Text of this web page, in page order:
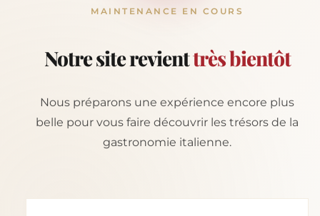
MAINTENANCE EN COURS
Notre site revienttrès bientôt
Nous préparons une expérience encore plus
belle pour vous faire découvrir les trésors de la
gastronomie italienne.